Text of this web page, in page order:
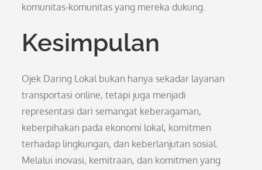
komunitas-komunitas yang mereka dukung.
Kesimpulan
Ojek Daring Lokal bukan hanya sekadar layanan
transportasi online, tetapi juga menjadi
representasi dari semangat keberagaman,
keberpihakan pada ekonomi lokal, komitmen
terhadap lingkungan, dan keberlanjutan sosial.
Melalui inovasi, kemitraan, dan komitmen yang